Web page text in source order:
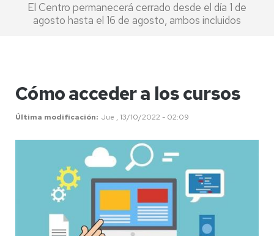
El Centro permanecerá cerrado desde el día 1 de
agosto hasta el 16 de agosto, ambos incluidos
Cómo acceder a los cursos
Última modificación Jue , 13/10/2022 - 02:09